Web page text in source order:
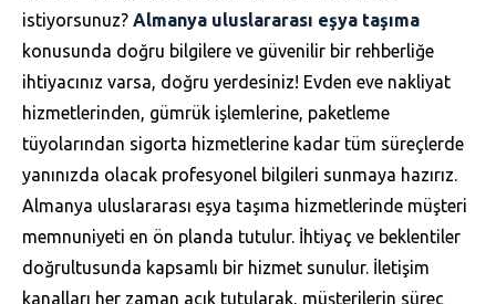
istiyorsunuz? Almanya uluslararası eşya taşıma
konusunda doğru bilgilere ve güvenilir bir rehberliğe
ihtiyacınız varsa, doğru yerdesiniz! Evden eve nakliyat
hizmetlerinden, gümrük işlemlerine, paketleme
tüyolarından sigorta hizmetlerine kadar tüm süreçlerde
yanınızda olacak profesyonel bilgileri sunmaya hazırız.
Almanya uluslararası eşya taşıma hizmetlerinde müşteri
memnuniyeti en ön planda tutulur. İhtiyaç ve beklentiler
doğrultusunda kapsamlı bir hizmet sunulur. İletişim
kanalları her zaman açık tutularak, müşterilerin süreç